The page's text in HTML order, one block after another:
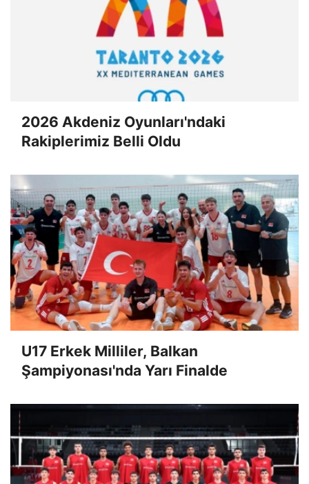
2026 Akdeniz Oyunları'ndaki
Rakiplerimiz Belli Oldu
U17 Erkek Milliler, Balkan
Şampiyonası'nda Yarı Finalde